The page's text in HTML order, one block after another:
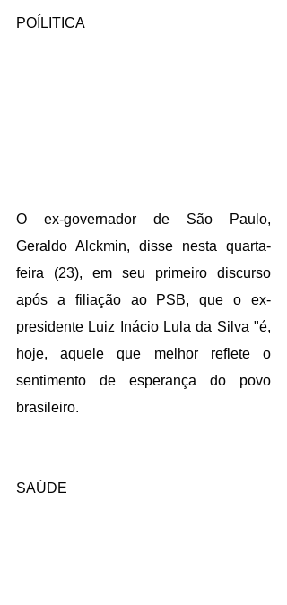
POÍLITICA
O ex-governador de São Paulo,
Geraldo Alckmin, disse nesta quarta-
feira (23), em seu primeiro discurso
após a filiação ao PSB, que o ex-
presidente Luiz Inácio Lula da Silva "é,
hoje, aquele que melhor reflete o
sentimento de esperança do povo
brasileiro.
SAÚDE